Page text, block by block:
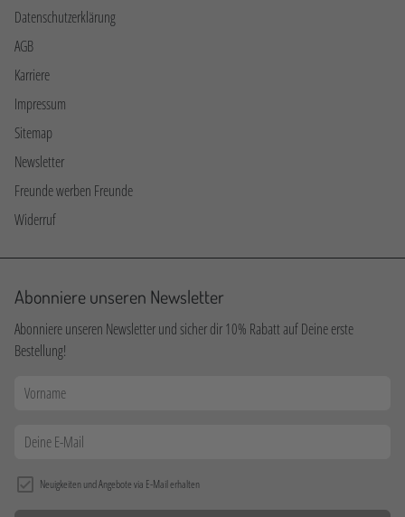
Datenschutzerklärung
AGB
Karriere
Impressum
Sitemap
Newsletter
Freunde werben Freunde
Widerruf
Abonniere unseren Newsletter
Abonniere unseren Newsletter und sicher dir 10% Rabatt auf Deine erste
Bestellung!
Neuigkeiten und Angebote via E-Mail erhalten